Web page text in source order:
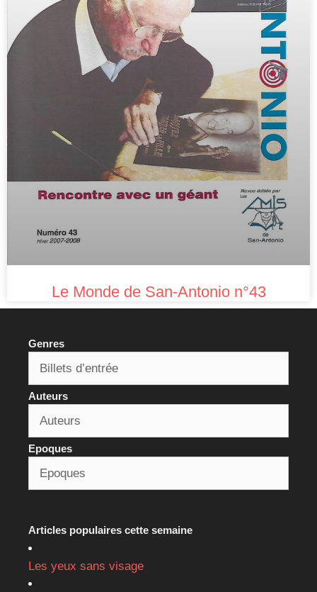
Le Monde de San-Antonio n°43
Genres
Auteurs
Epoques
Articles populaires cette semaine
Les yeux sans visage